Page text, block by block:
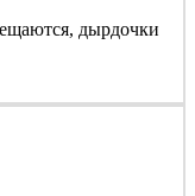
дырдочки